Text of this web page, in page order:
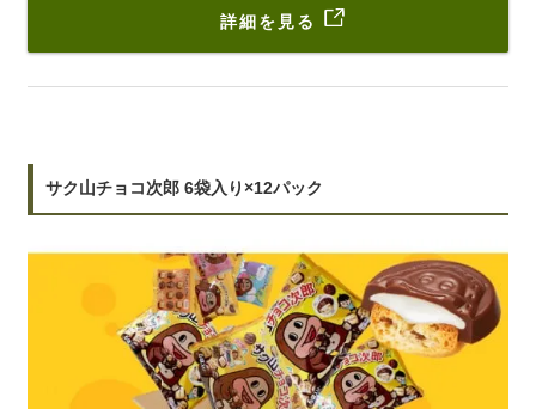
詳細を見る
サク山チョコ次郎 6袋入り×12パック